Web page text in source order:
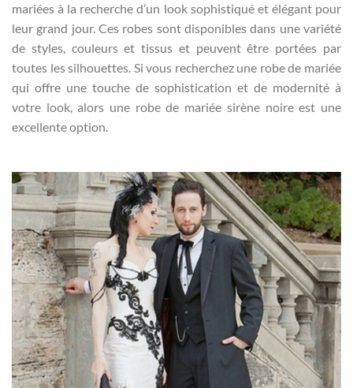
mariées à la recherche d’un look sophistiqué et élégant pour
leur grand jour. Ces robes sont disponibles dans une variété
de styles, couleurs et tissus et peuvent être portées par
toutes les silhouettes. Si vous recherchez une robe de mariée
qui offre une touche de sophistication et de modernité à
votre look, alors une robe de mariée sirène noire est une
excellente option.